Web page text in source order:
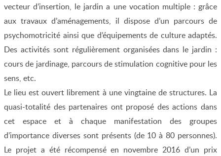
vecteur d’insertion, le jardin a une vocation multiple : grâce
aux travaux d’aménagements, il dispose d’un parcours de
psychomotricité ainsi que d’équipements de culture adaptés.
Des activités sont régulièrement organisées dans le jardin :
cours de jardinage, parcours de stimulation cognitive pour les
sens, etc.
Le lieu est ouvert librement à une vingtaine de structures. La
quasi-totalité des partenaires ont proposé des actions dans
cet espace et à chaque manifestation des groupes
d’importance diverses sont présents (de 10 à 80 personnes).
Le projet a été récompensé en novembre 2016 d’un prix